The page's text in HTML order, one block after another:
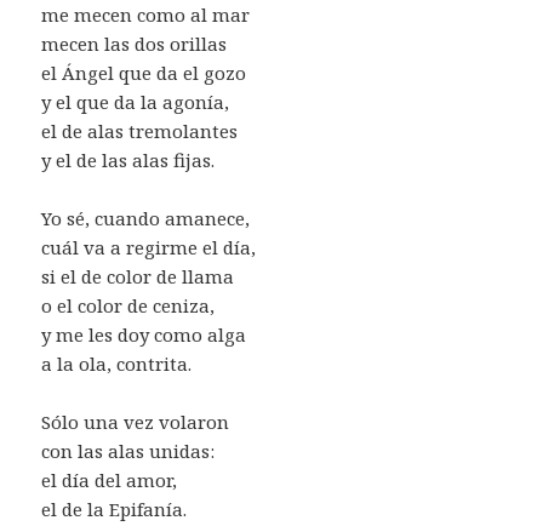
me mecen como al mar
mecen las dos orillas
el Ángel que da el gozo
y el que da la agonía,
el de alas tremolantes
y el de las alas fijas.
Yo sé, cuando amanece,
cuál va a regirme el día,
si el de color de llama
o el color de ceniza,
y me les doy como alga
a la ola, contrita.
Sólo una vez volaron
con las alas unidas:
el día del amor,
el de la Epifanía.